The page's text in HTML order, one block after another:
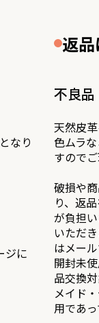
なり
ジに
返
不良品
天然皮
色ムラ
すのでご
破損や
り、返
が負担
いただ
はメー
開封未
品交換
メイド
用であ